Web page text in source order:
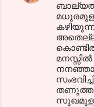
തണുത്ത